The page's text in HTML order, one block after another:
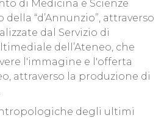
di Medicina e Scienze
“d’Annunzio”, attraverso
dal Servizio di
dell’Ateneo, che
l'immagine e l'offerta
attraverso la produzione di
degli ultimi